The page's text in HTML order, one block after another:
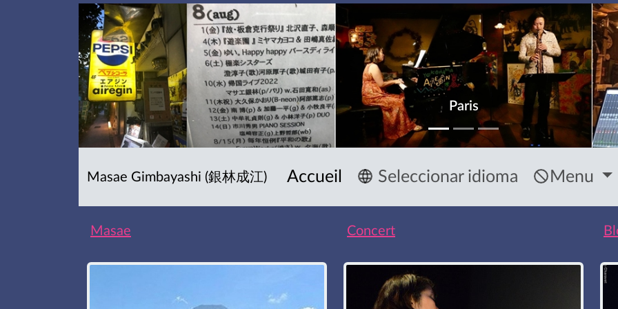
Paris
Masae Gimbayashi (銀林成江) Accueil Seleccionar idioma Menu
Masae Concert